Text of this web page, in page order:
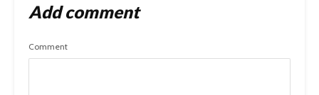
Add comment
Comment